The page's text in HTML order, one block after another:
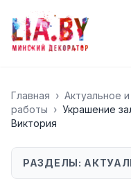
Главная › Актуальное
работы › Украшение
Виктория
РАЗДЕЛЫ: